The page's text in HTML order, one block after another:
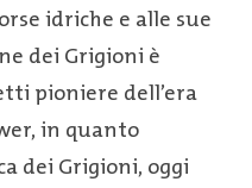
idriche e alle sue
dei Grigioni è
pioniere dell’era
in quanto
dei Grigioni, oggi